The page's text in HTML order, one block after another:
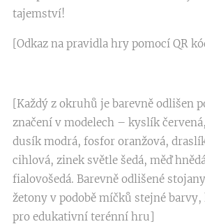
tajemství!
[Odkaz na pravidla hry pomocí QR
[Každý z okruhů je barevně odlišen
značení v modelech – kyslík
dusík modrá, fosfor oranžová,
cihlová, zinek světle šedá, měď
fialovošedá. Barevně odlišené
žetony v podobě míčků stejné
pro edukativní terénní hru]